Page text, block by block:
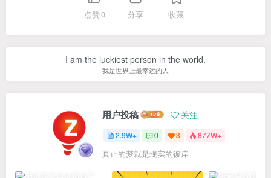
点赞0 分享 收藏
I am the luckiest person in the world.
我是世界上最幸运的人
用户投稿 关注
2.9W+ 0 3 877W+
真正的梦就是现实的彼岸